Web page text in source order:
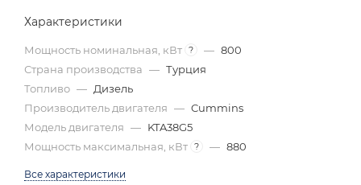
Характеристики
Мощность номинальная, кВт ? — 800
Страна производства — Турция
Топливо — Дизель
Производитель двигателя — Cummins
Модель двигателя — KTA38G5
Мощность максимальная, кВт ? — 880
Все характеристики